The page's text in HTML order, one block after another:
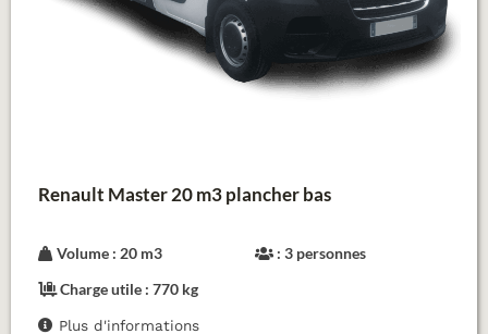
Renault Master 20 m3 plancher bas
Volume : 20 m3 : 3 personnes
Charge utile : 770 kg
Plus d'informations